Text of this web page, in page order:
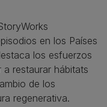
en los Países
los esfuerzos
restaurar hábitats
de los
regenerativa.